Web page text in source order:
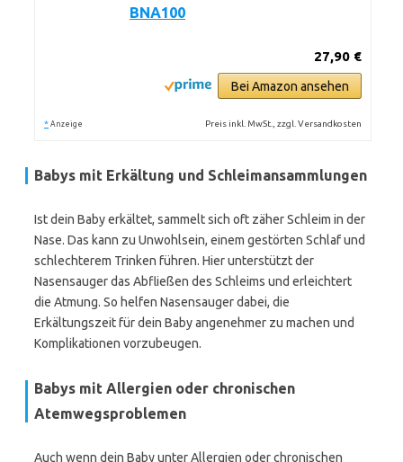
BNA100
27,90 €
Bei Amazon ansehen
* Anzeige Preis inkl. MwSt., zzgl. Versandkosten
Babys mit Erkältung und Schleimansammlungen
Ist dein Baby erkältet, sammelt sich oft zäher Schleim in der
Nase. Das kann zu Unwohlsein, einem gestörten Schlaf und
schlechterem Trinken führen. Hier unterstützt der
Nasensauger das Abfließen des Schleims und erleichtert
die Atmung. So helfen Nasensauger dabei, die
Erkältungszeit für dein Baby angenehmer zu machen und
Komplikationen vorzubeugen.
Babys mit Allergien oder chronischen
Atemwegsproblemen
Auch wenn dein Baby unter Allergien oder chronischen